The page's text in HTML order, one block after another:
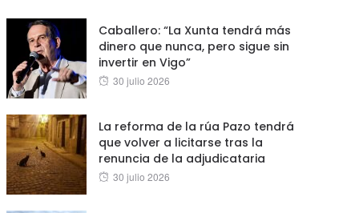
Caballero: “La Xunta tendrá más
dinero que nunca, pero sigue sin
invertir en Vigo”
Posted
30 julio 2026
La reforma de la rúa Pazo tendrá
que volver a licitarse tras la
renuncia de la adjudicataria
Posted
30 julio 2026